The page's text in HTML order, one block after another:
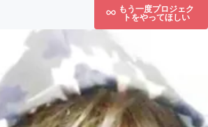
もう一度プロジェク
トをやってほしい